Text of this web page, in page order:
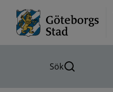
Sök